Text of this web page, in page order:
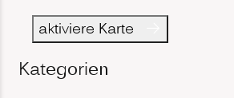
aktiviere Karte
Kategorien